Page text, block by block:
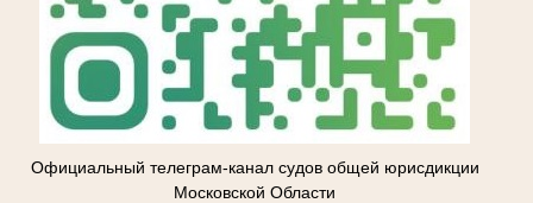
Официальный телеграм-канал судов общей юрисдикции
Московской Области